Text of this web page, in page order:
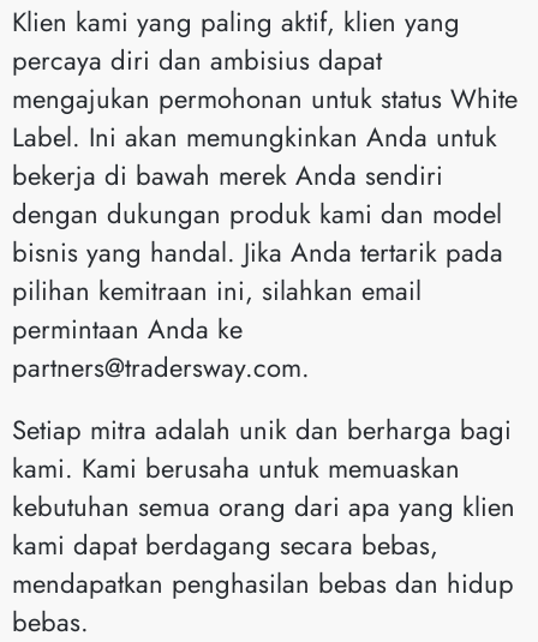
Klien kami yang paling aktif, klien yang
percaya diri dan ambisius dapat
mengajukan permohonan untuk status White
Label. Ini akan memungkinkan Anda untuk
bekerja di bawah merek Anda sendiri
dengan dukungan produk kami dan model
bisnis yang handal. Jika Anda tertarik pada
pilihan kemitraan ini, silahkan email
permintaan Anda ke
partners@tradersway.com.
Setiap mitra adalah unik dan berharga bagi
kami. Kami berusaha untuk memuaskan
kebutuhan semua orang dari apa yang klien
kami dapat berdagang secara bebas,
mendapatkan penghasilan bebas dan hidup
bebas.